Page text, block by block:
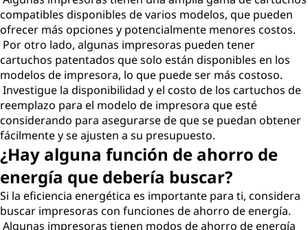
compatibles disponibles de varios modelos, que pueden
ofrecer más opciones y potencialmente menores costos.
Por otro lado, algunas impresoras pueden tener
cartuchos patentados que solo están disponibles en los
modelos de impresora, lo que puede ser más costoso.
Investigue la disponibilidad y el costo de los cartuchos de
reemplazo para el modelo de impresora que esté
considerando para asegurarse de que se puedan obtener
fácilmente y se ajusten a su presupuesto.
¿Hay alguna función de ahorro de
energía que debería buscar?
Si la eficiencia energética es importante para ti, considera
buscar impresoras con funciones de ahorro de energía.
Algunas impresoras tienen modos de ahorro de energía